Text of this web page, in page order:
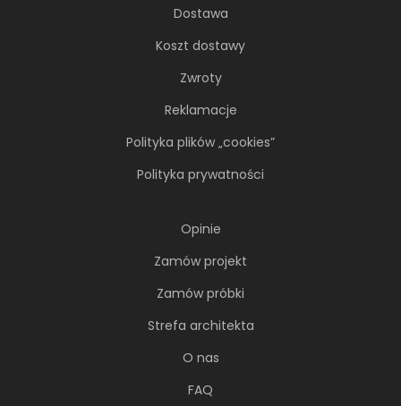
Dostawa
Koszt dostawy
Zwroty
Reklamacje
Polityka plików „cookies”
Polityka prywatności
Opinie
Zamów projekt
Zamów próbki
Strefa architekta
O nas
FAQ